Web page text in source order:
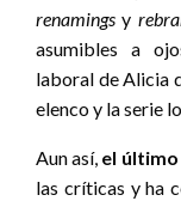
renamings y
asumibles a
laboral de Alicia
elenco y la serie
Aun así, el
las críticas y ha